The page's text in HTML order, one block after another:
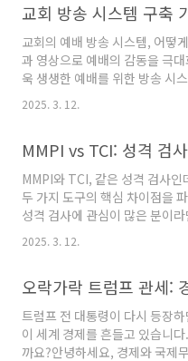
그렇다면 어떻게 하면 안정적인
요? 이번 글에서는 인터넷 설
어 설정까지! 실전에서 바로 적
다. 자, 이제 스트리밍의 품질을
1. 스트리밍을 위한 인터넷 환경
드..
교회의 예배 방송 시스템, 어떻
과 영상으로 예배의 감동을 극
욱 생생한 예배를 위한 방송 시
근 많은 교회들이 온라인 예배
서, 효과적인 방송 시스템의 필
과정은 어떻게 진행해야 할지
에서는 교회 방송 시스템을 처
히 알려드리겠습니다. 음향, 영
르는 완벽한 가이드가 될 거예
욱 향상시켜볼까요?목차1. 교회
2025. 3. 12.
MMPI vs TCI: 성격 검
MMPI와 TCI, 같은 성격 검사인
두 가지 도구의 핵심 차이점을
성격 검사에 관심이 많은 분이
Multiphasic Personality
and Character Inventory)에
"나는 어떤 성격일까?"라는 질
격 검사를 찾아보곤 합니다. 하
실, 알고 계셨나요? 예를 들어,
맞추고 있는 반면, TCI는 개인
2025. 3. 12.
오락가락 트럼프 관세:
트럼프 전 대통령이 다시 등장
이 세계 경제를 흔들고 있습니
까요?안녕하세요, 경제와 국제